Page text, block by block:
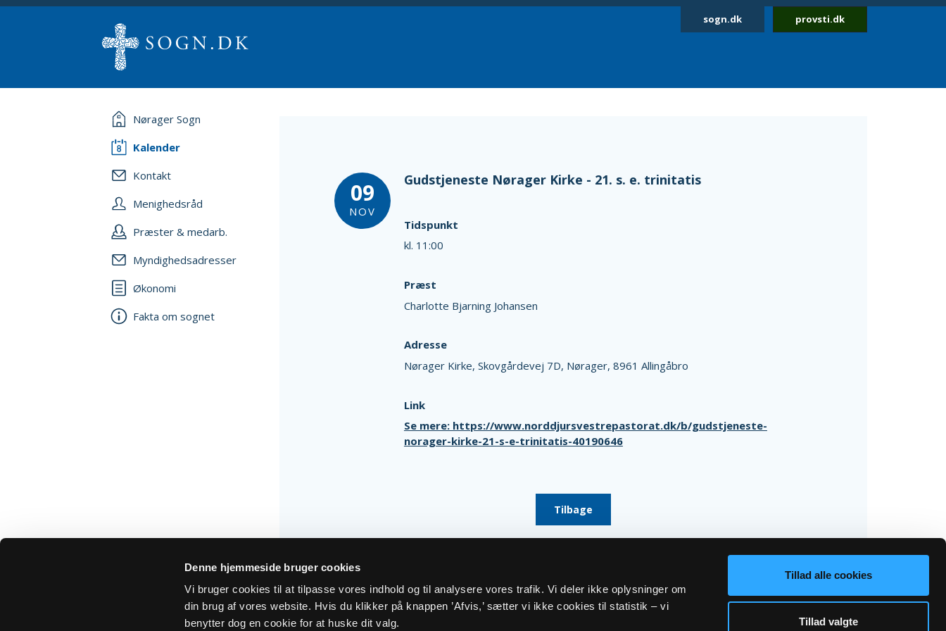
Denne hjemmeside bruger cookies
Vi bruger cookies til at tilpasse vores indhold og til analysere vores trafik. Vi deler ikke oplysninger om
din brug af vores website. Hvis du klikker på knappen ’Afvis,’ sætter vi ikke cookies til statistik – vi
benytter dog en cookie for at huske dit valg.
Tillad alle cookies
Tillad valgte
sogn.dk provsti.dk
Nørager Sogn
Kalender
Kontakt
Menighedsråd
Præster & medarb.
Myndighedsadresser
Økonomi
Fakta om sognet
09
NOV
Gudstjeneste Nørager Kirke - 21. s. e. trinitatis
Tidspunkt
kl. 11:00
Præst
Charlotte Bjarning Johansen
Adresse
Nørager Kirke, Skovgårdevej 7D, Nørager, 8961 Allingåbro
Link
Se mere: https://www.norddjursvestrepastorat.dk/b/gudstjeneste-
norager-kirke-21-s-e-trinitatis-40190646
Tilbage